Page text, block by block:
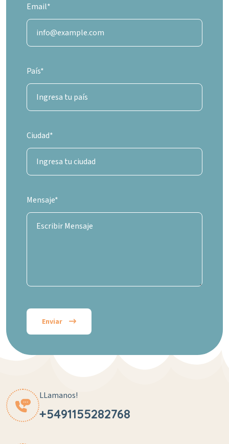
Email*
País*
Ciudad*
Mensaje*
Enviar
LLamanos!
+5491155282768